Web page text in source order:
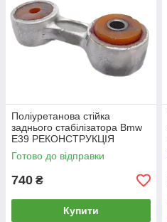
Поліуретанова стійка
заднього стабілізатора Bmw
E39 РЕКОНСТРУКЦІЯ
ВАШОЇ, PP-0470b
Готово до відправки
740 ₴
Купити